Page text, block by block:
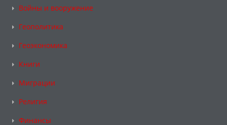
Войны и вооружение
Геополитика
Геоэкономика
Книги
Миграции
Религия
Финансы